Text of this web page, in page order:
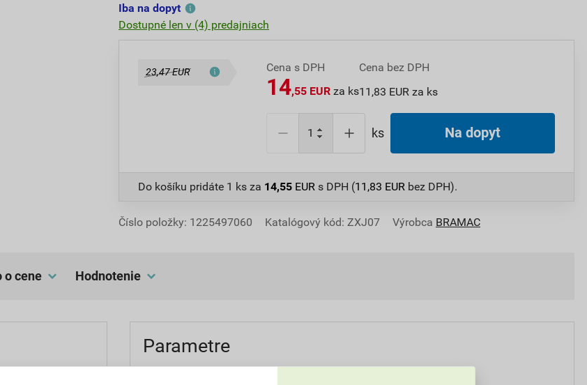
Iba na dopyt
Dostupné len v (4) predajniach
23,47 EUR Cena s DPH
14,55 EUR za ks
Cena bez DPH
11,83 EUR za ks
ks Na dopyt
Do košíku pridáte 1 ks za 14,55 EUR s DPH (11,83 EUR bez DPH).
Číslo položky: 1225497060 Katalógový kód: ZXJ07 Výrobca BRAMAC
o cene hodnotenie
plechu,
Parametre